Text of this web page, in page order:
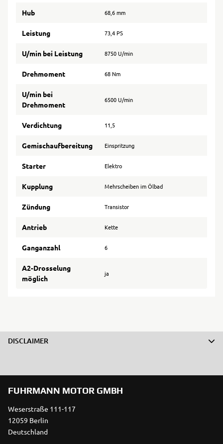
Hub 68,6 mm
Leistung 73,4 PS
U/min bei Leistung 8750 U/min
Drehmoment 68 Nm
U/min bei
Drehmoment
6500 U/min
Verdichtung 11,5
Gemischaufbereitung Einspritzung
Starter Elektro
Kupplung Mehrscheiben im Ölbad
Zündung Transistor
Antrieb Kette
Ganganzahl 6
A2-Drosselung
möglich
ja
DISCLAIMER
FUHRMANN MOTOR GMBH
Weserstraße 111-117
12059 Berlin
Deutschland